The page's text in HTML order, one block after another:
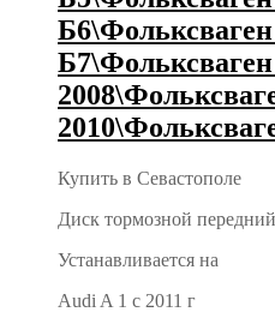
Купить в Севастополе
Диск тормозной
Устанавливается на
Audi A 1 с 2011 г